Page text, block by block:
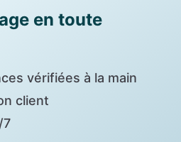
en toute
vérifiées à la main
client
7